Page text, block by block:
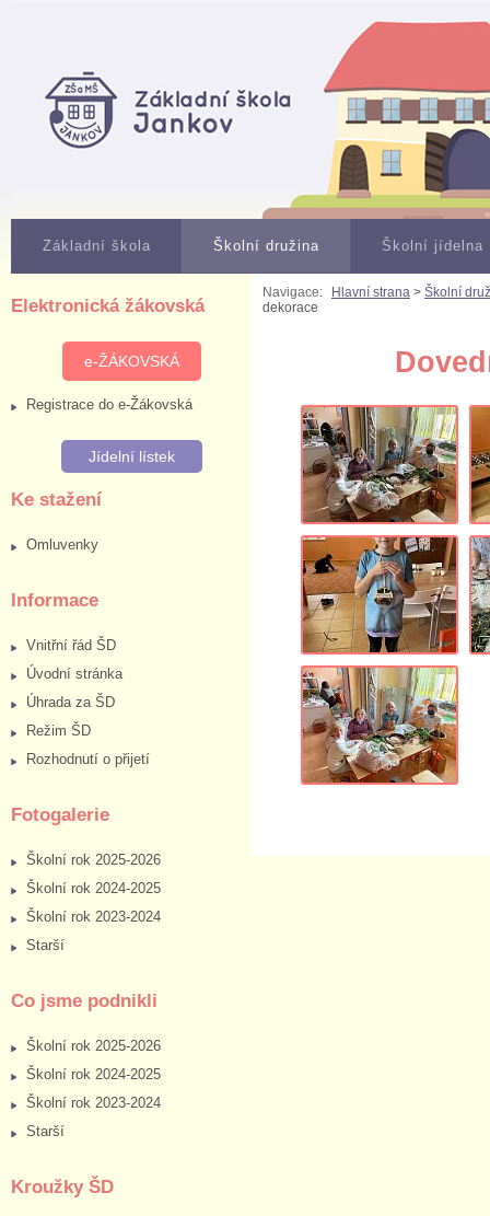
Základní škola Školní družina Školní jídelna
Elektronická žákovská
e-ŽÁKOVSKÁ
Registrace do e-Žákovská
Jídelní lístek
Ke stažení
Omluvenky
Informace
Vnitřní řád ŠD
Úvodní stránka
Úhrada za ŠD
Režim ŠD
Rozhodnutí o přijetí
Fotogalerie
Školní rok 2025-2026
Školní rok 2024-2025
Školní rok 2023-2024
Starší
Co jsme podnikli
Školní rok 2025-2026
Školní rok 2024-2025
Školní rok 2023-2024
Starší
Kroužky ŠD
Navigace: Hlavní strana > Školní
dekorace